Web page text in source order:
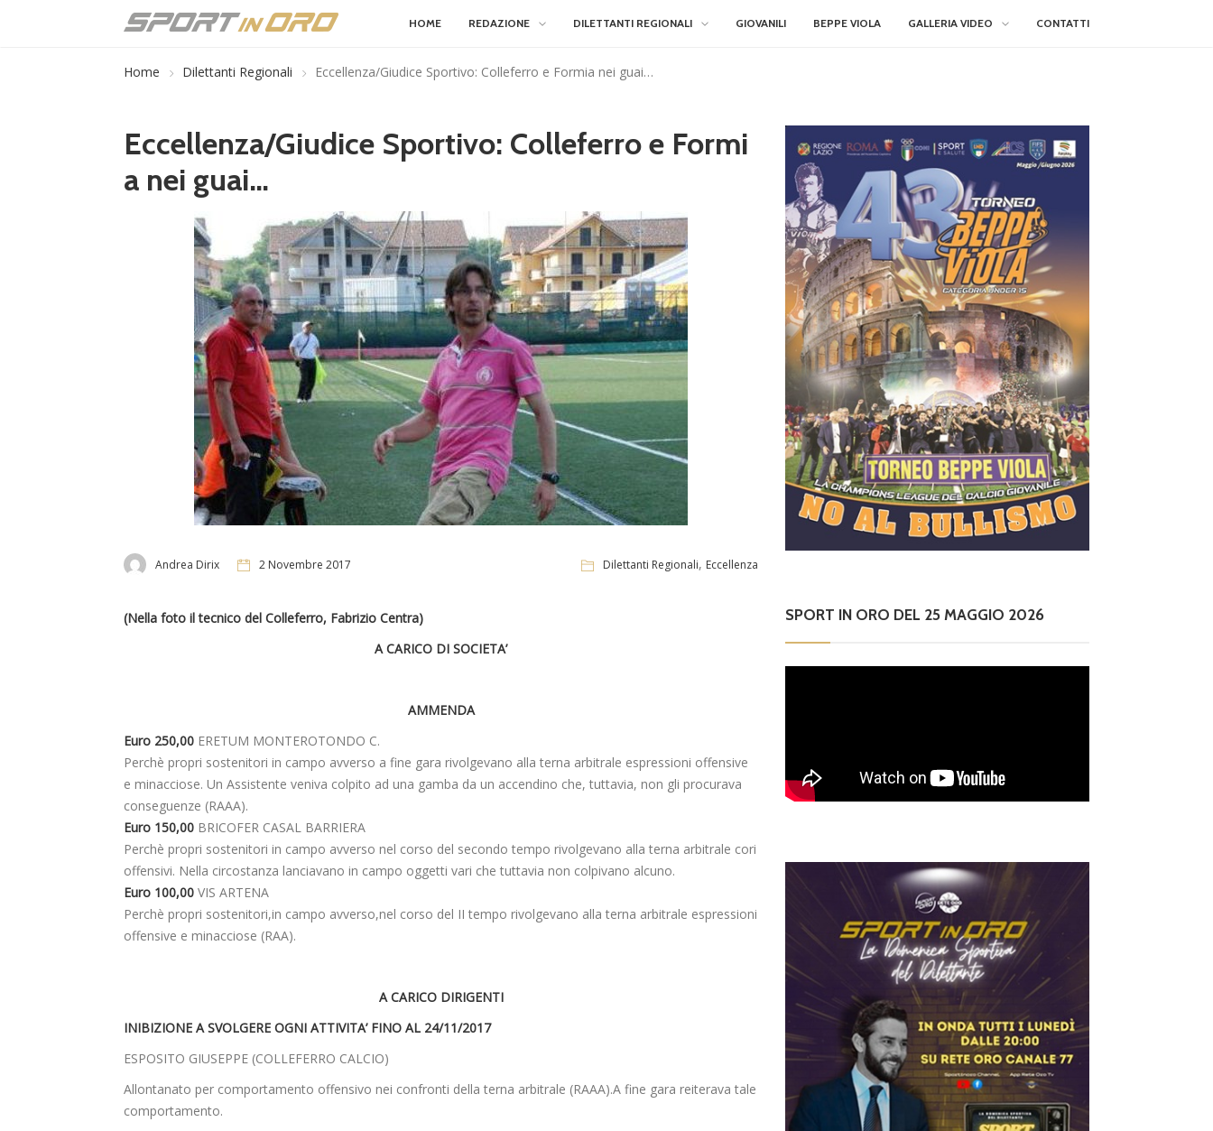
HOME REDAZIONE DILETTANTI REGIONALI GIOVANILI BEPPE VIOLA GALLERIA VIDEO CONTATTI
Home Dilettanti Regionali Eccellenza/Giudice Sportivo: Colleferro e Formia nei guai…
Eccellenza/Giudice Sportivo: Colleferro e Formi
a nei guai…
Andrea Dirix 2 Novembre 2017 Dilettanti Regionali, Eccellenza
(Nella foto il tecnico del Colleferro, Fabrizio Centra)
A CARICO DI SOCIETA’
AMMENDA
Euro 250,00 ERETUM MONTEROTONDO C.
Perchè propri sostenitori in campo avverso a fine gara rivolgevano alla terna arbitrale espressioni offensive
e minacciose. Un Assistente veniva colpito ad una gamba da un accendino che, tuttavia, non gli procurava
conseguenze (RAAA).
Euro 150,00 BRICOFER CASAL BARRIERA
Perchè propri sostenitori in campo avverso nel corso del secondo tempo rivolgevano alla terna arbitrale cori
offensivi. Nella circostanza lanciavano in campo oggetti vari che tuttavia non colpivano alcuno.
Euro 100,00 VIS ARTENA
Perchè propri sostenitori,in campo avverso,nel corso del II tempo rivolgevano alla terna arbitrale espressioni
offensive e minacciose (RAA).
A CARICO DIRIGENTI
INIBIZIONE A SVOLGERE OGNI ATTIVITA’ FINO AL 24/11/2017
ESPOSITO GIUSEPPE (COLLEFERRO CALCIO)
Allontanato per comportamento offensivo nei confronti della terna arbitrale (RAAA).A fine gara reiterava tale
comportamento.
SPORT IN ORO DEL 25 MAGGIO 2026